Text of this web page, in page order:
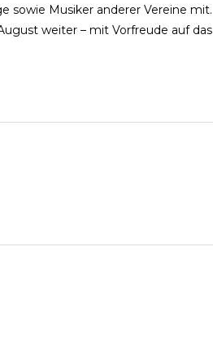
sowie Musiker anderer Vereine mit.
weiter – mit Vorfreude auf das